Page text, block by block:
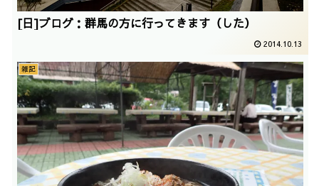
[日]ブログ：群馬の方に行ってきます（した）
2014.10.13
雑記